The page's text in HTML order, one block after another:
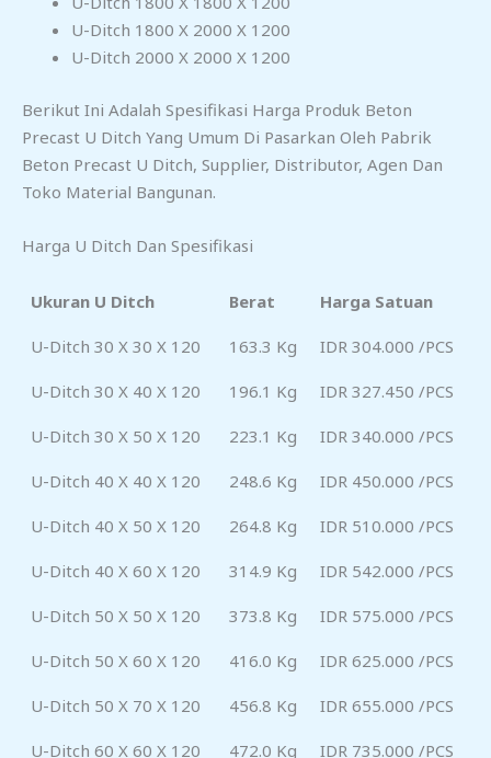
U-Ditch 1800 X 2000 X 1200
U-Ditch 2000 X 2000 X 1200
Berikut Ini Adalah Spesifikasi Harga Produk Beton
Precast U Ditch Yang Umum Di Pasarkan Oleh Pabrik
Beton Precast U Ditch, Supplier, Distributor, Agen Dan
Toko Material Bangunan.
Harga U Ditch Dan Spesifikasi
Ukuran U Ditch Berat Harga Satuan
U-Ditch 30 X 30 X 120 163.3 Kg IDR 304.000 /PCS
U-Ditch 30 X 40 X 120 196.1 Kg IDR 327.450 /PCS
U-Ditch 30 X 50 X 120 223.1 Kg IDR 340.000 /PCS
U-Ditch 40 X 40 X 120 248.6 Kg IDR 450.000 /PCS
U-Ditch 40 X 50 X 120 264.8 Kg IDR 510.000 /PCS
U-Ditch 40 X 60 X 120 314.9 Kg IDR 542.000 /PCS
U-Ditch 50 X 50 X 120 373.8 Kg IDR 575.000 /PCS
U-Ditch 50 X 60 X 120 416.0 Kg IDR 625.000 /PCS
U-Ditch 50 X 70 X 120 456.8 Kg IDR 655.000 /PCS
U-Ditch 60 X 60 X 120 472.0 Kg IDR 735.000 /PCS